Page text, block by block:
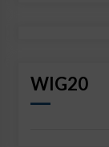
WIG20